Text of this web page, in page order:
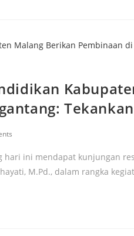
hari ini mendapat kunjungan
M.Pd., dalam rangka